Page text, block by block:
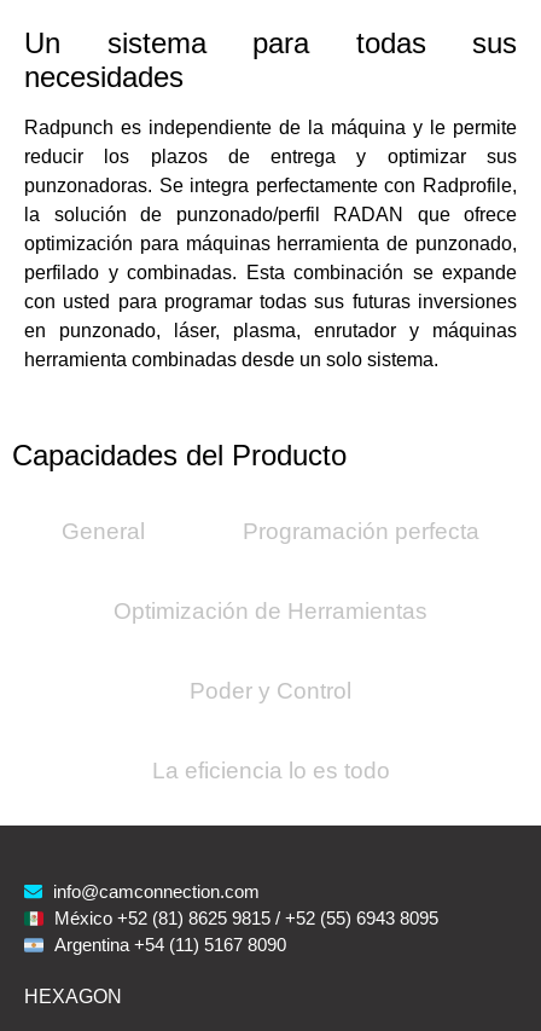
Un sistema para todas sus
necesidades
Radpunch es independiente de la máquina y le permite
reducir los plazos de entrega y optimizar sus
punzonadoras. Se integra perfectamente con Radprofile,
la solución de punzonado/perfil RADAN que ofrece
optimización para máquinas herramienta de punzonado,
perfilado y combinadas. Esta combinación se expande
con usted para programar todas sus futuras inversiones
en punzonado, láser, plasma, enrutador y máquinas
herramienta combinadas desde un solo sistema.
Capacidades del Producto
General Programación perfecta
Optimización de Herramientas
Poder y Control
La eficiencia lo es todo
info@camconnection.com
México +52 (81) 8625 9815 / +52 (55) 6943 8095
Argentina +54 (11) 5167 8090
HEXAGON